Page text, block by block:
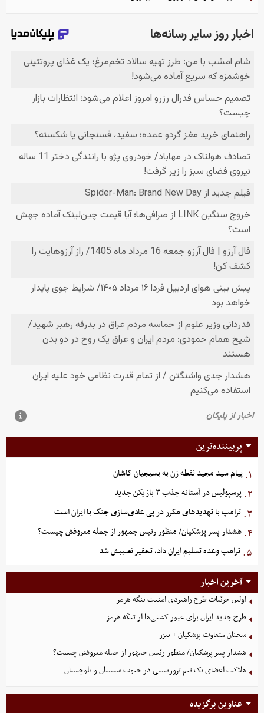
پربیننده‌ترین
۱. پیام سید مجید نقطه زن به بسیجیان کاشان
۲. پرسپولیس در آستانه جذب ۳ بازیکن جدید
۳. ترامپ با تهدیدهای مکرر در پی عادی‌سازی جنگ با ایران است
۴. هشدار پسر پزشکیان/ منظور رئیس جمهور از جمله معروفش چیست؟
۵. ترامپ وعده تسلیم ایران داد، تحقیر نصیبش شد
آخرین اخبار
اولین جزئیات طرح راهبردی امنیت تنگه هرمز
طرح جدید ایران برای عبور کشتی‌ها از تنگه هرمز
سخنان متفاوت پزشکیان + تیزر
هشدار پسر پزشکیان/ منظور رئیس جمهور از جمله معروفش چیست؟
هلاکت اعضای یک تیم تروریستی در جنوب سیستان و بلوچستان
عناوین برگزیده